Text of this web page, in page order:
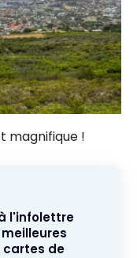
magnifique !
l'infolettre
cartes de